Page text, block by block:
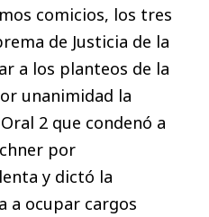
comicios, los tres
de Justicia de la
a los planteos de la
unanimidad la
2 que condenó a
por
y dictó la
a ocupar cargos